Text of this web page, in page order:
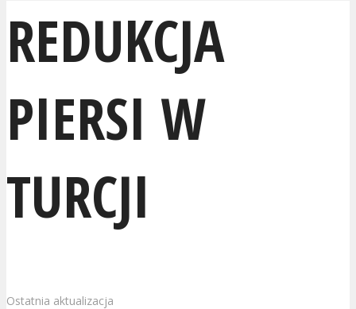
REDUKCJA
PIERSI W
TURCJI
Ostatnia aktualizacja